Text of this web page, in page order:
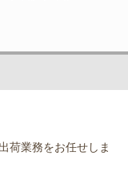
荷業務をお任せしま